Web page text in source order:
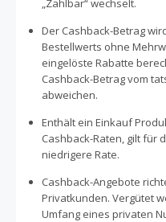
„Zahlbar“ wechselt.
Der Cashback-Betrag
Bestellwerts ohne
eingelöste Rabatte
Cashback-Betrag vom
abweichen.
Enthält ein Einkauf
Cashback-Raten, gilt für
niedrigere Rate.
Cashback-Angebote
Privatkunden. Vergütet
Umfang eines privaten